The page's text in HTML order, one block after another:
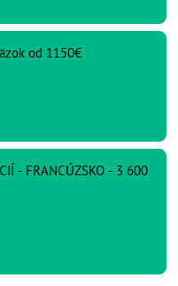
od 1150€
- FRANCÚZSKO - 3 600